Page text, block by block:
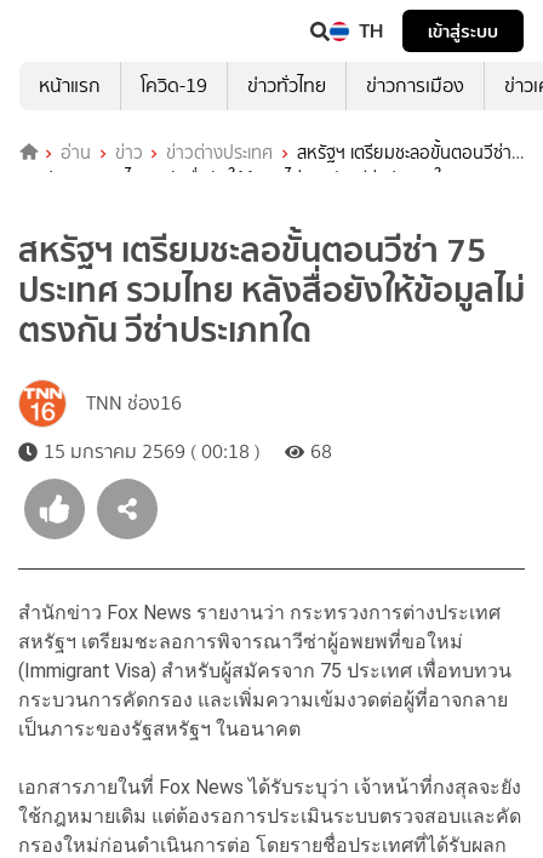
TH
เข้าสู่ระบบ
หน้าแรก
โควิด-19 ข่าวทั่วไทย ข่าวการเมือง ข่าว
อ่าน ข่าว ข่าวต่างประเทศ
สหรัฐฯ เตรียมชะลอขั้นตอนวีซ่า
75 ประเทศ รวมไทย หลังสื่อยังให้ข้อมูลไม่ตรงกัน วีซ่าประเภทใด
สหรัฐฯ เตรียมชะลอขั้นตอนวีซ่า 75
ประเทศ รวมไทย หลังสื่อยังให้ข้อมูลไม่
ตรงกัน วีซ่าประเภทใด
TNN ช่อง16
15 มกราคม 2569 ( 00:18 )
68
สำนักข่าว Fox News รายงานว่า กระทรวงการต่างประเทศ
สหรัฐฯ เตรียมชะลอการพิจารณาวีซ่าผู้อพยพที่ขอใหม่
(Immigrant Visa) สำหรับผู้สมัครจาก 75 ประเทศ เพื่อทบทวน
กระบวนการคัดกรอง และเพิ่มความเข้มงวดต่อผู้ที่อาจกลาย
เป็นภาระของรัฐสหรัฐฯ ในอนาคต
เอกสารภายในที่ Fox News ได้รับระบุว่า เจ้าหน้าที่กงสุลจะยัง
ใช้กฎหมายเดิม แต่ต้องรอการประเมินระบบตรวจสอบและคัด
กรองใหม่ก่อนดำเนินการต่อ โดยรายชื่อประเทศที่ได้รับผลก